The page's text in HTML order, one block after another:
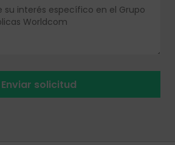
Enviar solicitud